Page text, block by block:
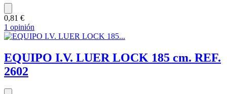
0,81 €
1 opinión
EQUIPO I.V. LUER LOCK 185 cm. REF.
2602